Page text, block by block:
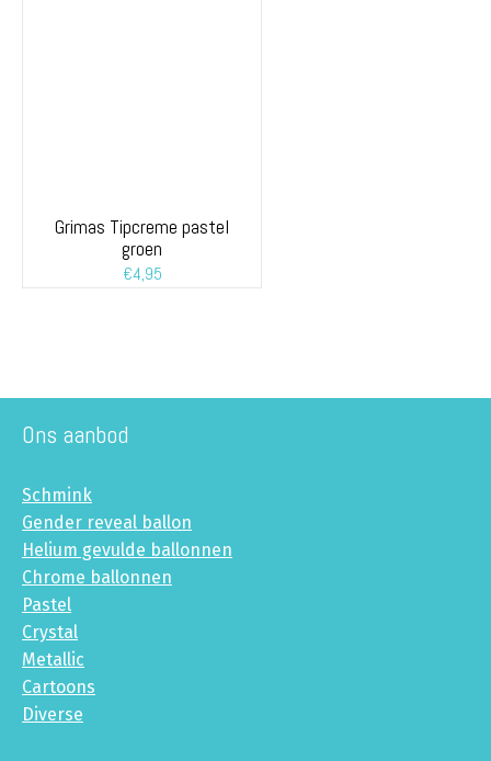
Grimas Tipcreme pastel
groen
€4,95
Ons aanbod
Schmink
Gender reveal ballon
Helium gevulde ballonnen
Chrome ballonnen
Pastel
Crystal
Metallic
Cartoons
Diverse